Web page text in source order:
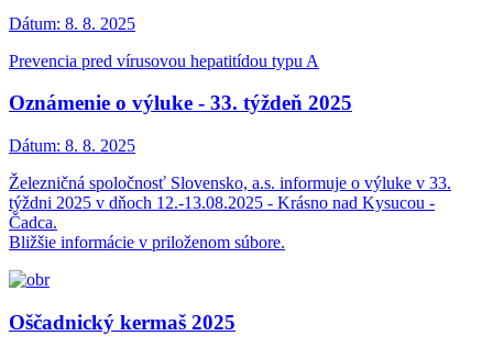
Dátum: 8. 8. 2025
Prevencia pred vírusovou hepatitídou typu A
Oznámenie o výluke - 33. týždeň 2025
Dátum: 8. 8. 2025
Železničná spoločnosť Slovensko, a.s. informuje o výluke v 33.
týždni 2025 v dňoch 12.-13.08.2025 - Krásno nad Kysucou -
Čadca.
Bližšie informácie v priloženom súbore.
Oščadnický kermaš 2025